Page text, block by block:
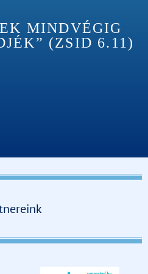
MINDVÉGIG
(ZSID 6.11)